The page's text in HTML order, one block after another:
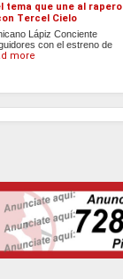
tema que une al rapero
Tercel Cielo
Lápiz Conciente
con el estreno de
more